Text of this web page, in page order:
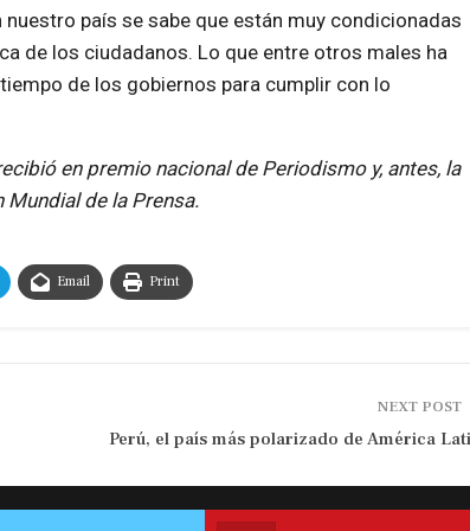
país se sabe que están muy condicionadas
de los ciudadanos. Lo que entre otros males ha
de los gobiernos para cumplir con lo
en premio nacional de Periodismo y, antes, la
de la Prensa.
Email Print
NEXT POST
Perú, el país más polarizado de América